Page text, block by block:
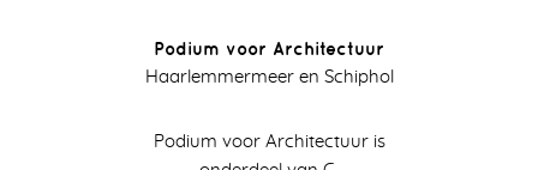
Podium voor Architectuur
Haarlemmermeer en Schiphol
Podium voor Architectuur is